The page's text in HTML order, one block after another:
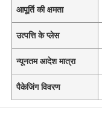
आपूर्ति की क्षमता
उत्पत्ति के प्लेस
न्यूनतम आदेश मात्रा
पैकेजिंग विवरण